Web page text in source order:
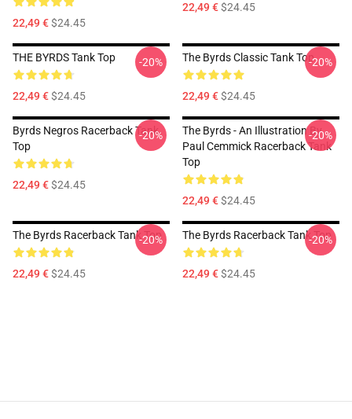
22,49 €$24.45
22,49 €$24.45
THE BYRDS Tank Top
22,49 €$24.45
-20% The Byrds Classic Tank Top
22,49 €$24.45
-20%
Byrds Negros Racerback Tank
Top
22,49 €$24.45
-20%
The Byrds - An Illustration By
Paul Cemmick Racerback Tank
Top
22,49 €$24.45
-20%
The Byrds Racerback Tank Top
22,49 €$24.45
-20% The Byrds Racerback Tank Top
22,49 €$24.45
-20%